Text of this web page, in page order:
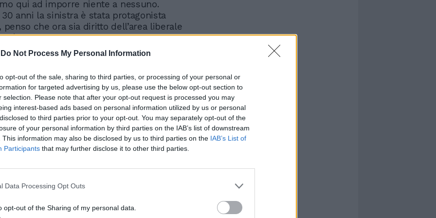
Do Not Process My Personal Information
opt-out of the sale, sharing to third parties, or processing of your personal or
for targeted advertising by us, please use the below opt-out section to
selection. Please note that after your opt-out request is processed you may
interest-based ads based on personal information utilized by us or personal
to third parties prior to your opt-out. You may separately opt-out of the
of your personal information by third parties on the IAB’s list of downstream
This information may also be disclosed by us to third parties on the IAB’s List of
Participants that may further disclose it to other third parties.
Data Processing Opt Outs
opt-out of the Sharing of my personal data.
qui ad imporre niente a nessuno.
anni la sinistra è stata protagonista
penso che ora sia diritto dell’area liberale
è maggioranza del paese di avanzare
Crosetto svela l'arma
segreta del
centrodestra. "Polpetta
avvelenata" a Pd e M5s